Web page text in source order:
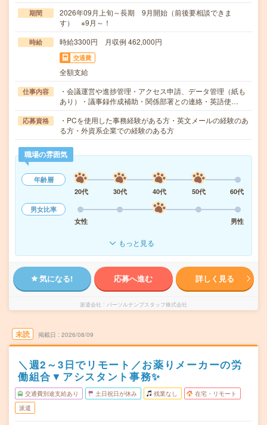
期間
2026年09月上旬～長期 9月開始（前後要相談できま
す） ※9月～！
時給 時給3300円 月収例 462,000円
交通費
全額支給
仕事内容
・会議運営や進捗管理・アクセス申請、データ管理（紙も
あり）・議事録作成補助・関係部署との連絡・英語使…
応募資格
・PCを使用した事務経験がある方・英文メールの経験のあ
る方・外資系企業での経験のある方
職場の雰囲気
年齢層
20代
30代 40代 50代
60代
男女比率
女性
男性
もっと見る
気になる! 応募へ進む 詳しく見る
派遣会社 パーソルテンプスタッフ株式会社
未読 掲載日 2026/08/09
＼週2～3日でリモート／お薬りメーカーの労
働組合▼アシスタント事務✨
交通費別途支給あり 土日祝日が休み 残業なし 在宅・リモート
派遣